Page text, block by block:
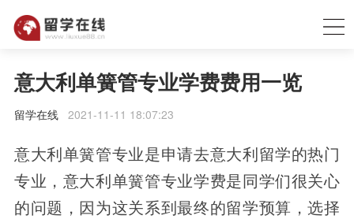
意大利单簧管专业学费费用一览
留学在线2021-11-11 18:07:23
意大利单簧管专业是申请去意大利留学的热门
专业，意大利单簧管专业学费是同学们很关心
的问题，因为这关系到最终的留学预算，选择